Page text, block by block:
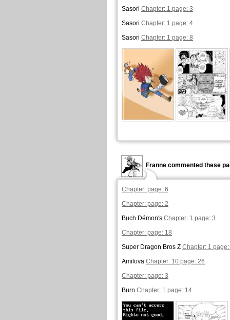
Sasori Chapter: 1 page: 3
Sasori Chapter: 1 page: 4
Sasori Chapter: 1 page: 8
Franne commented these
Chapter: page: 6
Chapter: page: 2
Buch Démon's Chapter: 1 page: 3
Chapter: page: 18
Super Dragon Bros Z Chapter: 1 page:
Amilova Chapter: 10 page: 26
Chapter: page: 3
Burn Chapter: 1 page: 14